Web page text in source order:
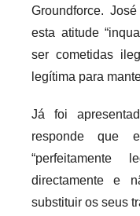
Groundforce.
esta atitude
ser cometidas
legítima para
Já foi
responde que
directamente e
substituir os seus